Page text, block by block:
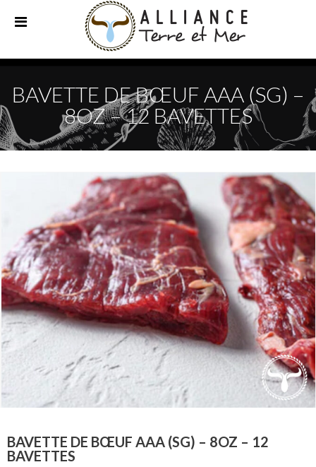
BAVETTE DE BŒUF AAA (SG) –
8OZ – 12 BAVETTES
BAVETTE DE BŒUF AAA (SG) – 8OZ – 12
BAVETTES